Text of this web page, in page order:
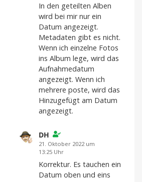
In den geteilten Alben
wird bei mir nur ein
Datum angezeigt.
Metadaten gibt es nicht.
Wenn ich einzelne Fotos
ins Album lege, wird das
Aufnahmedatum
angezeigt. Wenn ich
mehrere poste, wird das
Hinzugefügt am Datum
angezeigt.
DH
21. Oktober 2022 um
13:25 Uhr
Korrektur. Es tauchen ein
Datum oben und eins